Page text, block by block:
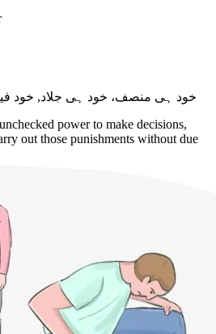
خود ہی منصف، خود ہی جلاد, خود
power to make decisions,
out those punishments without due